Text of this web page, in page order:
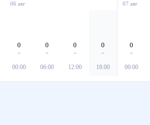
06 авг
0
00:00
0
06:00
0
12:00
0
18:00
07 авг
0
00:00